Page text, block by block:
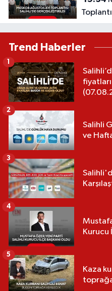
Trend Haberler
1
Salihli
ve
2
3
Kurucu
4
Kaza
5